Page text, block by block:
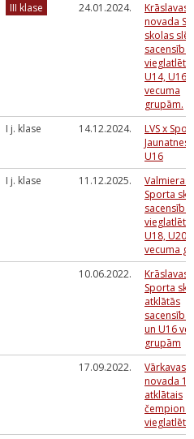
III klase 24.01.2024.
Krāslavas
novada
skolas
U14, U16
vecuma
grupām.
I j. klase 14.12.2024.
LVS x
Jaunatnes
U16
I j. klase 11.12.2025.
Valmieras
Sporta
U18, U20
vecuma
10.06.2022.
Krāslavas
Sporta
atklātās
un U16
grupām
17.09.2022.
Vārkavas
novada
atklātais